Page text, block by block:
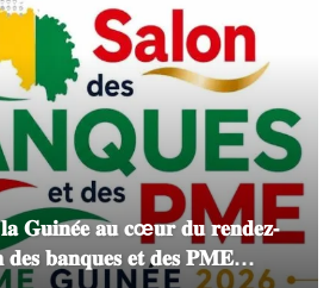
𝐆𝐮𝐢𝐧𝐞́𝐞 𝐚𝐮 𝐜œ𝐮𝐫 𝐝𝐮 𝐫𝐞𝐧𝐝𝐞𝐳-
𝐝𝐞𝐬 𝐛𝐚𝐧𝐪𝐮𝐞𝐬 𝐞𝐭 𝐝𝐞𝐬 𝐏𝐌𝐄…